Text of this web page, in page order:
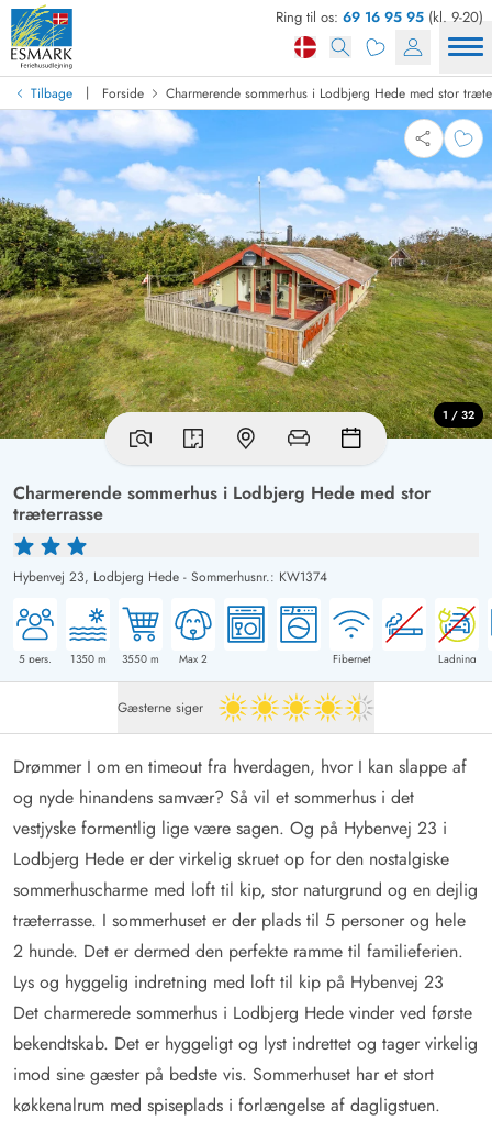
Ring til os: 69 16 95 95 (kl. 9-20)
Tilbage | Forside Charmerende sommerhus i Lodbjerg Hede med stor
Charmerende sommerhus i Lodbjerg Hede med stor
træterrasse
Hybenvej 23, Lodbjerg Hede - Sommerhusnr.: KW1374
5 pers. 1350m 3550 m Max 2 Fibernet Ladning
1 / 32
Gæsterne siger 4.5 ud af 5
Drømmer I om en timeout fra hverdagen, hvor I kan slappe af
og nyde hinandens samvær? Så vil et sommerhus i det
vestjyske formentlig lige være sagen. Og på Hybenvej 23 i
Lodbjerg Hede er der virkelig skruet op for den nostalgiske
sommerhuscharme med loft til kip, stor naturgrund og en dejlig
træterrasse. I sommerhuset er der plads til 5 personer og hele
2 hunde. Det er dermed den perfekte ramme til familieferien.
Lys og hyggelig indretning med loft til kip på Hybenvej 23
Det charmerede sommerhus i Lodbjerg Hede vinder ved første
bekendtskab. Det er hyggeligt og lyst indrettet og tager virkelig
imod sine gæster på bedste vis. Sommerhuset har et stort
køkkenalrum med spiseplads i forlængelse af dagligstuen.